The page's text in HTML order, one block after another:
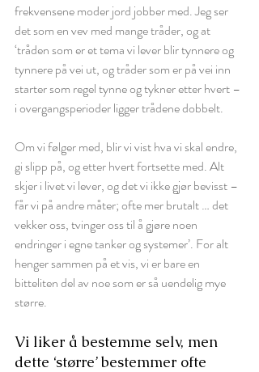
frekvensene moder jord jobber med. Jeg ser
det som en vev med mange tråder, og at
‘tråden som er et tema vi lever blir tynnere og
tynnere på vei ut, og tråder som er på vei inn
starter som regel tynne og tykner etter hvert –
i overgangsperioder ligger trådene dobbelt.
Om vi følger med, blir vi vist hva vi skal endre,
gi slipp på, og etter hvert fortsette med. Alt
skjer i livet vi lever, og det vi ikke gjør bevisst –
får vi på andre måter; ofte mer brutalt … det
vekker oss, tvinger oss til å gjøre noen
endringer i egne tanker og systemer’. For alt
henger sammen på et vis, vi er bare en
bitteliten del av noe som er så uendelig mye
større.
Vi liker å bestemme selv, men
dette ‘større’ bestemmer ofte